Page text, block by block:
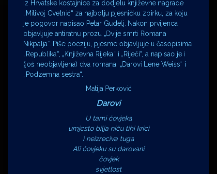
iz Hrvatske kostajnice za dodjelu književne nagrade
„Milivoj Cvetnić“ za najbolju pjesničku zbirku, za koju
je pogovor napisao Petar Gudelj. Nakon prvijenca
objavljuje antiratnu prozu „Dvije smrti Romana
Nikpalja“. Piše poeziju, pjesme objavljuje u časopisima
„Republika“, „Književna Rijeka“ i „Riječi“, a napisao je i
(još neobjavljena) dva romana, „Darovi Lene Weiss“ i
„Podzemna sestra“.
Matija Perković
Darovi
U tami čovjeka
umjesto bilja niču tihi krici
i neizreciva tuga
Ali čovjeku su darovani
čovjek
svjetlost